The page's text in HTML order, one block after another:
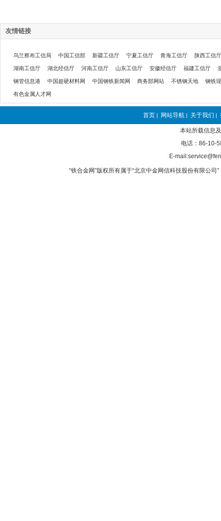
友情链接
乌兰察布工信局 中国工信部 新疆工信厅 宁夏工信厅 青海工信厅 陕西工信厅
湖南工信厅 湖北经信厅 河南工信厅 山东工信厅 安徽经信厅 福建工信厅
钢管信息港 中国超硬材料网 中国钢铁新闻网 商务部网站 不锈钢天地 钢铁
有色金属人才网
首页 | 网站导航 | 关于我们 |
本站所载信息
电话：86-10-
E-
“铁合金网”版权所有属于“北京中金网信科技股份有限公司